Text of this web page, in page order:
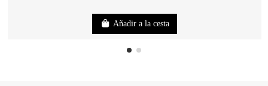
Añadir a la cesta